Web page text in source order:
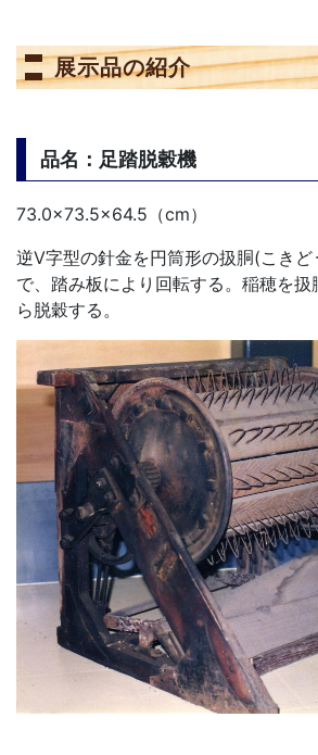
展示品の紹介
品名：足踏脱穀機
73.0×73.5×64.5（cm）
逆V字型の針金を円筒形の扱胴(こき
で、踏み板により回転する。稲穂を
ら脱穀する。